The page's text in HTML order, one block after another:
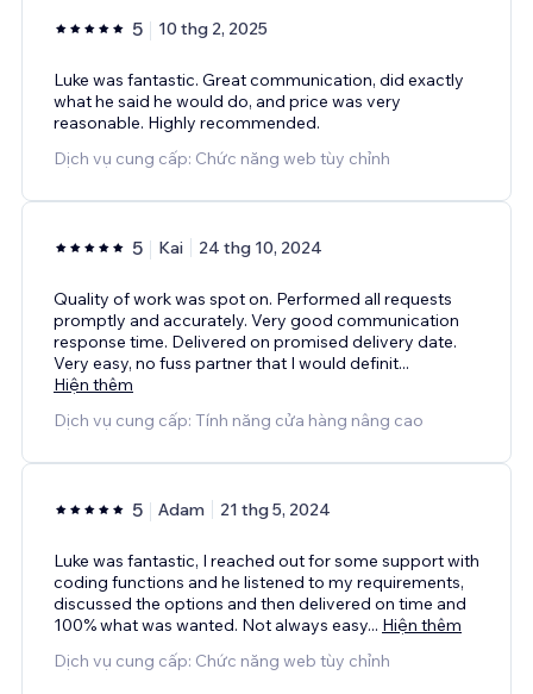
5 10 thg 2, 2025
Luke was fantastic. Great communication, did exactly
what he said he would do, and price was very
reasonable. Highly recommended.
Dịch vụ cung cấp: Chức năng web tùy chỉnh
5 Kai 24 thg 10, 2024
Quality of work was spot on. Performed all requests
promptly and accurately. Very good communication
response time. Delivered on promised delivery date.
Very easy, no fuss partner that I would definit...
Hiện thêm
Dịch vụ cung cấp: Tính năng cửa hàng nâng cao
5 Adam 21 thg 5, 2024
Luke was fantastic, I reached out for some support with
coding functions and he listened to my requirements,
discussed the options and then delivered on time and
100% what was wanted. Not always easy... Hiện thêm
Dịch vụ cung cấp: Chức năng web tùy chỉnh